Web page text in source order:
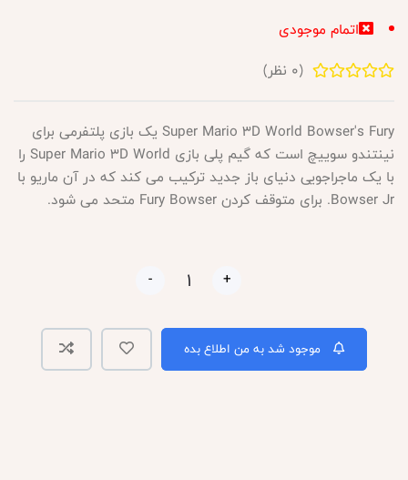
اتمام موجودی
(
0 نظر)
Super Mario 3D World Bowser's Fury یک بازی پلتفرمی برای
نینتندو سوییچ است که گیم پلی بازی Super Mario 3D World را
با یک ماجراجویی دنیای باز جدید ترکیب می کند که در آن ماریو با
Bowser Jr. برای متوقف کردن Fury Bowser متحد می شود.
- +
موجود شد به من اطلاع بده